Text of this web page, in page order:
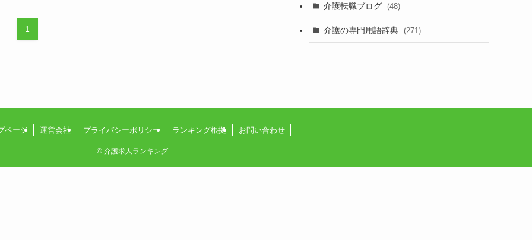
1
介護転職ブログ (48)
介護の専門用語辞典 (271)
ページ 運営会社 プライバシーポリシー ランキング根拠 お問い合わせ
©介護求人ランキング.